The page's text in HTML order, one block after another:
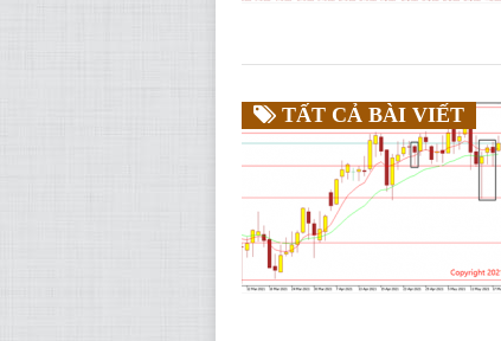
TẤT CẢ BÀI VIẾT